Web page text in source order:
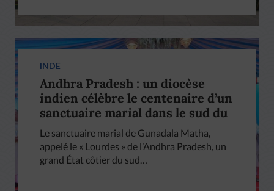
INDE
Andhra Pradesh : un diocèse
indien célèbre le centenaire d’un
sanctuaire marial dans le sud du
pays
Le sanctuaire marial de Gunadala Matha,
appelé le « Lourdes » de l’Andhra Pradesh, un
grand État côtier du sud…